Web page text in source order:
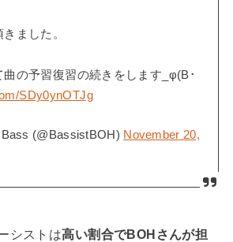
ました。
の予習復習の続きをします_φ(B･
SDy0ynOTJg
(@BassistBOH) November 20,
シストは高い割合でBOHさんが担